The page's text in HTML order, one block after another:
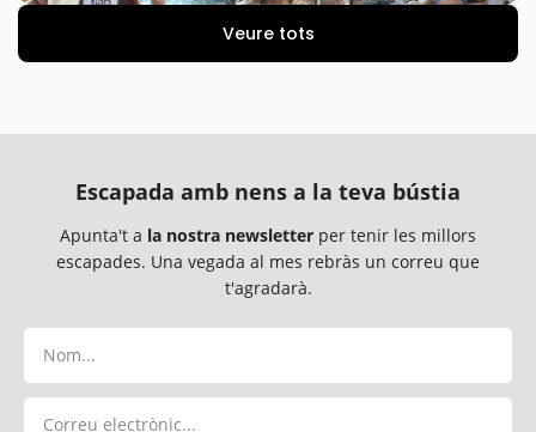
Veure tots
Escapada amb nens a la teva bústia
Apunta't a la nostra newsletter per tenir les millors
escapades. Una vegada al mes rebràs un correu que
t'agradarà.